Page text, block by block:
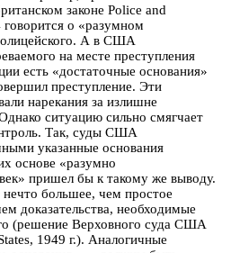
законе Police and
о «разумном
А в США
на месте преступления
есть «достаточные основания»
преступление. Эти
нарекания за излишне
ситуацию сильно смягчает
Так, суды США
указанные основания
основе «разумно
пришел бы к такому же выводу.
нечто большее, чем простое
доказательства, необходимые
(решение Верховного суда США
1949 г.). Аналогичные